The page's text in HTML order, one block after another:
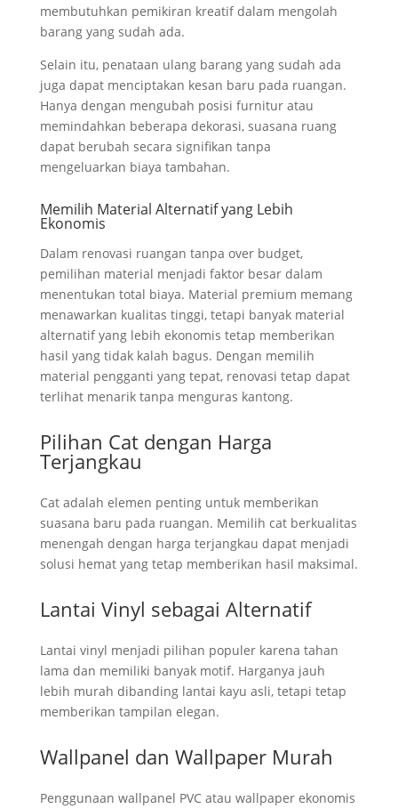
membutuhkan pemikiran kreatif dalam mengolah
barang yang sudah ada.
Selain itu, penataan ulang barang yang sudah ada
juga dapat menciptakan kesan baru pada ruangan.
Hanya dengan mengubah posisi furnitur atau
memindahkan beberapa dekorasi, suasana ruang
dapat berubah secara signifikan tanpa
mengeluarkan biaya tambahan.
Memilih Material Alternatif yang Lebih
Ekonomis
Dalam renovasi ruangan tanpa over budget,
pemilihan material menjadi faktor besar dalam
menentukan total biaya. Material premium memang
menawarkan kualitas tinggi, tetapi banyak material
alternatif yang lebih ekonomis tetap memberikan
hasil yang tidak kalah bagus. Dengan memilih
material pengganti yang tepat, renovasi tetap dapat
terlihat menarik tanpa menguras kantong.
Pilihan Cat dengan Harga
Terjangkau
Cat adalah elemen penting untuk memberikan
suasana baru pada ruangan. Memilih cat berkualitas
menengah dengan harga terjangkau dapat menjadi
solusi hemat yang tetap memberikan hasil maksimal.
Lantai Vinyl sebagai Alternatif
Lantai vinyl menjadi pilihan populer karena tahan
lama dan memiliki banyak motif. Harganya jauh
lebih murah dibanding lantai kayu asli, tetapi tetap
memberikan tampilan elegan.
Wallpanel dan Wallpaper Murah
Penggunaan wallpanel PVC atau wallpaper ekonomis